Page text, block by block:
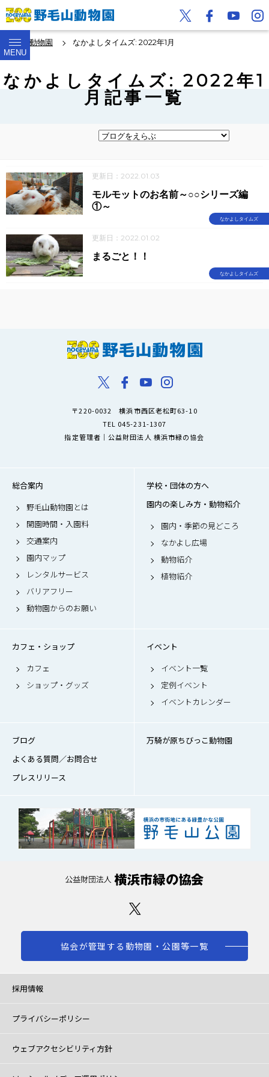
MENU
野毛山動物園 なかよしタイムズ: 2022年1月
なかよしタイムズ: 2022年1
月記事一覧
更新日：2022.01.03
なかよしタイムズ
モルモットのお名前～○○シリーズ編
①～
更新日：2022.01.02
なかよしタイムズ
まるごと！！
〒220-0032 横浜市西区老松町63-10
TEL 045-231-1307
指定管理者｜公益財団法人 横浜市緑の協会
総合案内
野毛山動物園とは
開園時間・入園料
交通案内
園内マップ
レンタルサービス
バリアフリー
動物園からのお願い
学校・団体の方へ
園内の楽しみ方・動物紹介
園内・季節の見どころ
なかよし広場
動物紹介
植物紹介
カフェ・ショップ
カフェ
ショップ・グッズ
イベント
イベント一覧
定例イベント
イベントカレンダー
ブログ
よくある質問／お問合せ
プレスリリース
万騎が原ちびっこ動物園
協会が管理する動物園・公園等一覧
採用情報
プライバシーポリシー
ウェブアクセシビリティ方針